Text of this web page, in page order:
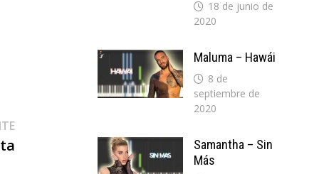
Entrada
18 de junio de
2020
Maluma – Hawái
8 de
septiembre de
2020
Samantha – Sin
Más